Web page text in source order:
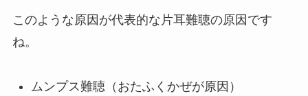
このような原因が代表的な片耳難聴の原因です
ね。
ムンプス難聴（おたふくかぜが原因）